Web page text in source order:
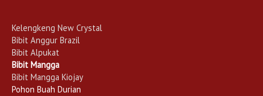
Kelengkeng New Crystal
Bibit Anggur Brazil
Bibit Alpukat
Bibit Mangga
Bibit Mangga Kiojay
Pohon Buah Durian